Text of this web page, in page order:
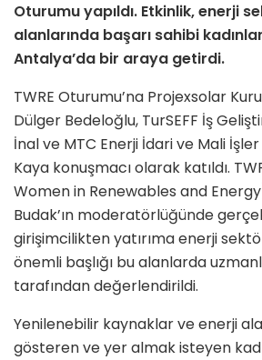
Oturumu yapıldı. Etkinlik, enerji
alanlarında başarı sahibi
Antalya’da bir araya getirdi.
TWRE Oturumu’na Projexsolar
Dülger Bedeloğlu, TurSEFF İş
İnal ve MTC Enerji İdari ve Mali
Kaya konuşmacı olarak katıldı.
Women in Renewables and
Budak’ın moderatörlüğünde
girişimcilikten yatırıma enerji
önemli başlığı bu alanlarda
tarafından değerlendirildi.
Yenilenebilir kaynaklar ve enerji
gösteren ve yer almak isteyen